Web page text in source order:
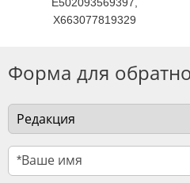
E502093569397,
X663077819329
Форма для